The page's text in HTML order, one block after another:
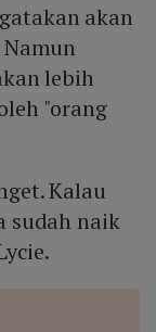
akan
lebih
"orang
Kalau
sudah naik